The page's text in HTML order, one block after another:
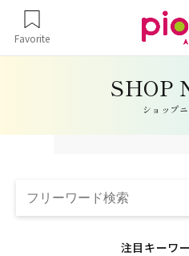
Favorite
ショップ
注目キーワ